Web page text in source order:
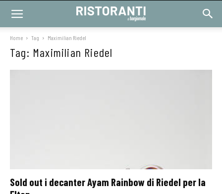
Home Tag Maximilian Riedel
Tag: Maximilian Riedel
Sold out i decanter Ayam Rainbow di Riedel per la